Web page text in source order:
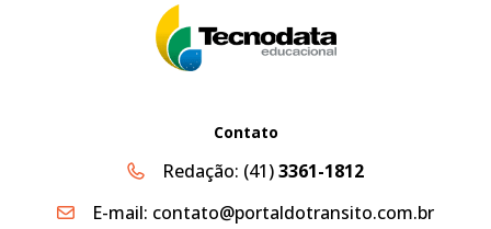
Contato
Redação: (41)3361-1812
E-mail: contato@portaldotransito.com.br